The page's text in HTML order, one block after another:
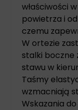
właściwości
powietrza i
czemu
W ortezie
stalki boczne
stawu w
Taśmy
wzmacniają
Wskazania